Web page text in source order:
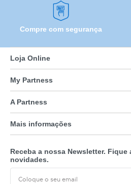
Compre com segurança
Loja Online
My Partness
A Partness
Mais informações
Receba a nossa Newsletter. Fique
novidades.